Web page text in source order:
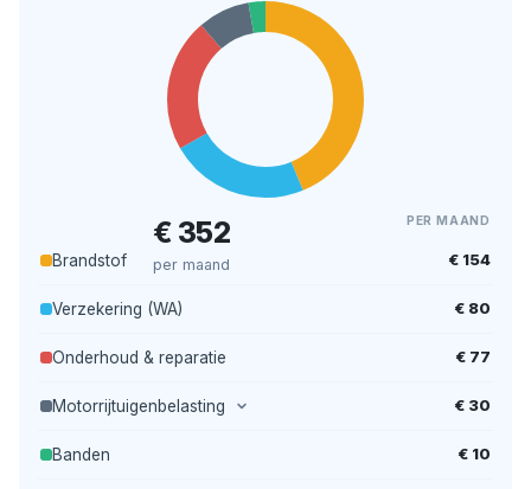
€ 352
per maand
PER MAAND
Brandstof € 154
Verzekering (WA) € 80
Onderhoud & reparatie € 77
Motorrijtuigenbelasting € 30
Banden € 10